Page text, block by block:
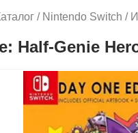
/ Nintendo Switch /
Half-Genie